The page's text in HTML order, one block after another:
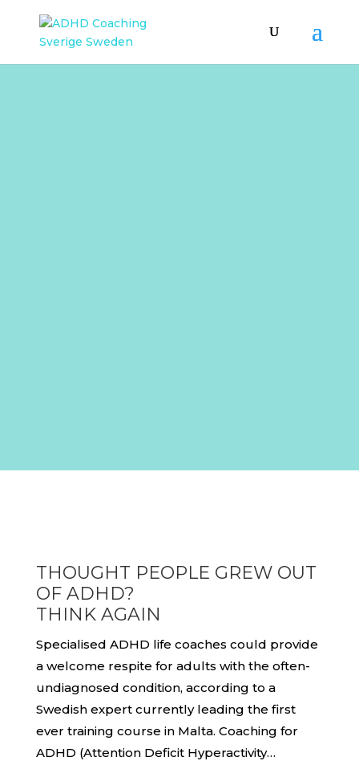
THOUGHT PEOPLE GREW OUT
OF ADHD?
THINK AGAIN
Specialised ADHD life coaches could provide
a welcome respite for adults with the often-
undiagnosed condition, according to a
Swedish expert currently leading the first
ever training course in Malta. Coaching for
ADHD (Attention Deficit Hyperactivity…